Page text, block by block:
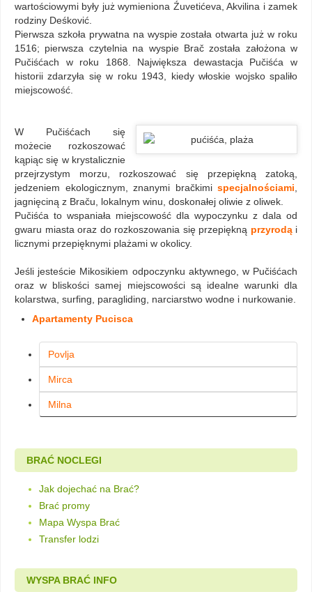
wartościowymi były już wymieniona Źuvetićeva, Akvilina i zamek
rodziny Deśković.
Pierwsza szkoła prywatna na wyspie została otwarta już w roku
1516; pierwsza czytelnia na wyspie Brač została założona w
Pučiśćach w roku 1868. Największa dewastacja Pučiśća w
historii zdarzyła się w roku 1943, kiedy włoskie wojsko spaliło
miejscowość.
W Pučiśćach się
możecie rozkoszować
kąpiąc się w krystalicznie
przejrzystym morzu, rozkoszować się przepiękną zatoką,
jedzeniem ekologicznym, znanymi bračkimi specjalnościami
jagnięciną z Braču, lokalnym winu, doskonałej oliwie z oliwek.
Pučiśća to wspaniała miejscowość dla wypoczynku z dala od
gwaru miasta oraz do rozkoszowania się przepiękną przyrodą i
licznymi przepięknymi plażami w okolicy.
Jeśli jesteście Mikosikiem odpoczynku aktywnego, w Pučiśćach
oraz w bliskości samej miejscowości są idealne warunki dla
kolarstwa, surfing, paragliding, narciarstwo wodne i nurkowanie.
Apartamenty Pucisca
Povlja
Mirca
Milna
BRAĆ NOCLEGI
Jak dojechać na Brać?
Brać promy
Mapa Wyspa Brać
Transfer lodzi
WYSPA BRAĆ INFO